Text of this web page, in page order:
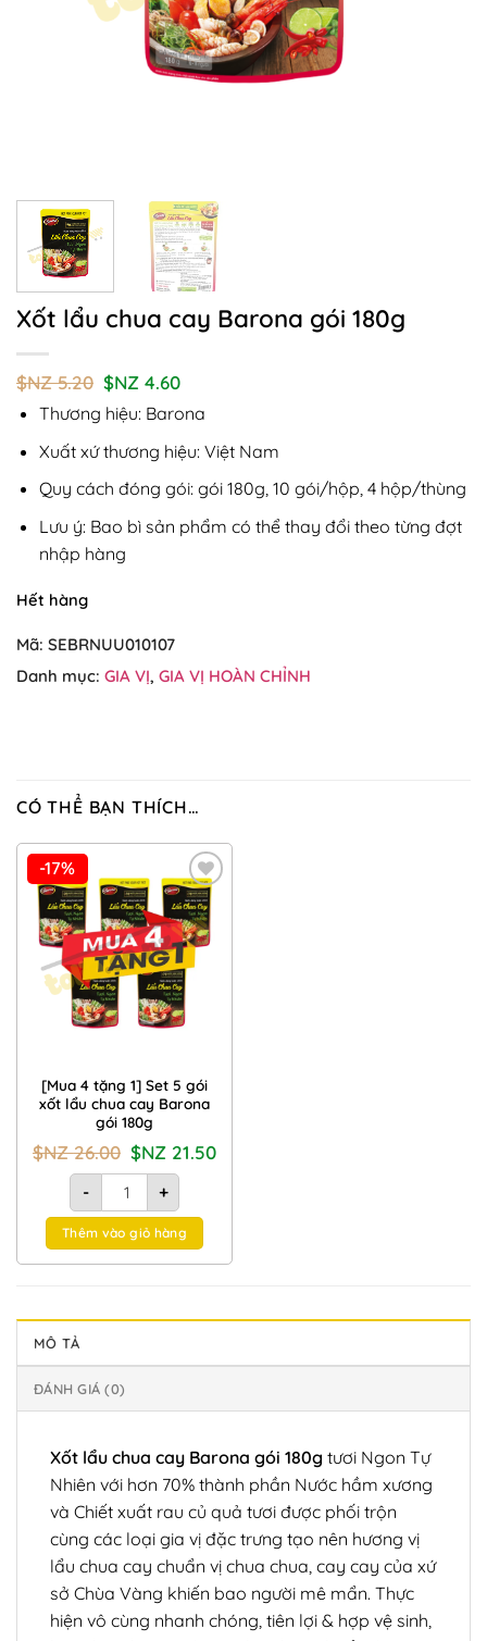
Xốt lẩu chua cay Barona gói 180g
$NZ5.20 Giá
gốc
là:
5.20.
$NZ 4.60Giá
tại
$NZ
4.60.
Thương hiệu: Barona
Xuất xứ thương hiệu: Việt Nam
Quy cách đóng gói: gói 180g, 10 gói/hộp, 4 hộp/thùng
Lưu ý: Bao bì sản phẩm có thể thay đổi theo từng đợt
nhập hàng
Hết hàng
Mã: SEBRNUU010107
Danh mục: GIA VỊ, GIA VỊ HOÀN CHỈNH
CÓ THỂ BẠN THÍCH…
-17%
Add to
Wishlist
[Mua 4 tặng 1] Set 5 gói
xốt lẩu chua cay Barona
gói 180g
$NZ26.00 Giá
gốc
là:
$NZ
26.00.
$NZ 21.50Giá
hiện
-
[Mua 4 tặng 1] Set 5 gói xốt lẩu chua cay Barona gói 180g
+
Thêm vào giỏ hàng
MÔ TẢ
ĐÁNH GIÁ (0)
Xốt lẩu chua cay Barona gói 180g tươi Ngon Tự
Nhiên với hơn 70% thành phần Nước hầm xương
và Chiết xuất rau củ quả tươi được phối trộn
cùng các loại gia vị đặc trưng tạo nên hương vị
lẩu chua cay chuẩn vị chua chua, cay cay của xứ
sở Chùa Vàng khiến bao người mê mẩn. Thực
hiện vô cùng nhanh chóng, tiên lợi & hợp vệ sinh,